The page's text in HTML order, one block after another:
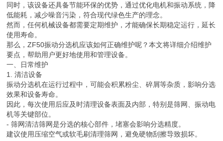
同时，该设备还具备节能环保的优势，通过优化电机和振动系统，降
低能耗，减少噪音污染，符合现代绿色生产的理念。
然而，任何机械设备都需要定期维护，才能确保长期稳定运行，延长
使用寿命。
那么，ZF50振动分选机应该如何正确维护呢？本文将详细介绍维护
要点，帮助用户更好地使用和管理设备。
一、日常维护
1. 清洁设备
振动分选机在运行过程中，可能会积累粉尘、碎屑等杂质，影响分选
效果和设备寿命。
因此，每次使用后应及时清理设备表面及内部，特别是筛网、振动电
机等关键部位。
- 筛网清洁筛网是分选的核心部件，堵塞会影响分选精度。
建议使用压缩空气或软毛刷清理筛网，避免硬物刮擦导致损坏。